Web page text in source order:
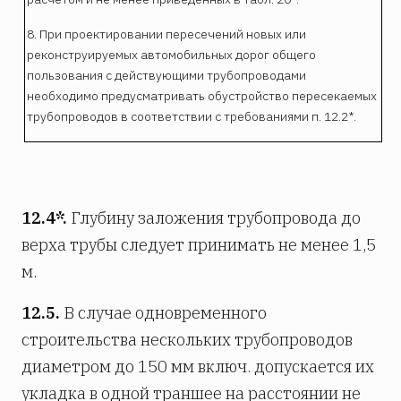
8. При проектировании пересечений новых или
реконструируемых автомобильных дорог общего
пользования с действующими трубопроводами
необходимо предусматривать обустройство пересекаемых
трубопроводов в соответствии с требованиями п. 12.2*.
12.4*. Глубину заложения трубопровода до
верха трубы следует принимать не менее 1,5
м.
12.5. В случае одновременного
строительства нескольких трубопроводов
диаметром до 150 мм включ. допускается их
укладка в одной траншее на расстоянии не